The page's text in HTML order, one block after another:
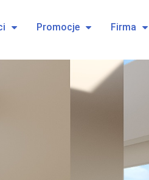
Promocje Firma